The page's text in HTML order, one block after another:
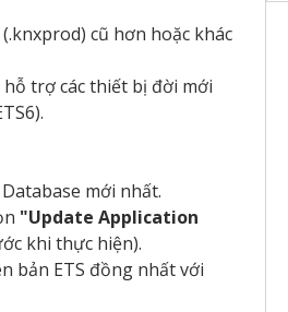
cũ hơn hoặc khác
hỗ trợ các thiết bị đời mới
mới nhất.
"Update Application
khi thực hiện).
bản ETS đồng nhất với